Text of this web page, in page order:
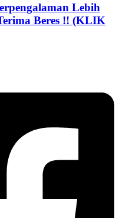
Lebih
Beres !! (KLIK